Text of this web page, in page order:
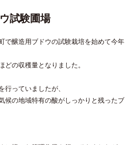
試験圃場
で醸造用ブドウの試験栽培を始めて今年
どの収穫量となりました。
行っていましたが、
候の地域特有の酸がしっかりと残ったブ